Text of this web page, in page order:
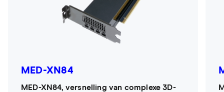
MED-XN84
MED-XN84, versnelling van complexe 3D-